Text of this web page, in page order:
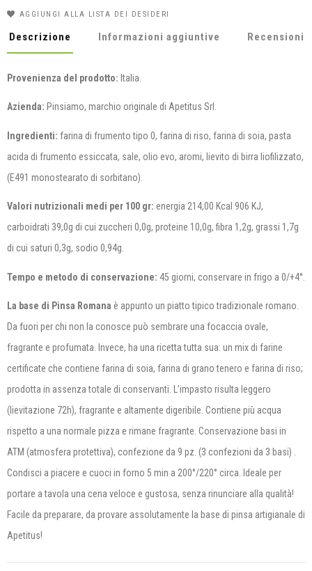
AGGIUNGI ALLA LISTA DEI DESIDERI
Descrizione Informazioni aggiuntive Recensioni
Provenienza del prodotto: Italia.
Azienda: Pinsiamo, marchio originale di Apetitus Srl.
Ingredienti: farina di frumento tipo 0, farina di riso, farina di soia, pasta
acida di frumento essiccata, sale, olio evo, aromi, lievito di birra liofilizzato,
(E491 monostearato di sorbitano).
Valori nutrizionali medi per 100 gr: energia 214,00 Kcal 906 KJ,
carboidrati 39,0g di cui zuccheri 0,0g, proteine 10,0g, fibra 1,2g, grassi 1,7g
di cui saturi 0,3g, sodio 0,94g.
Tempo e metodo di conservazione: 45 giorni, conservare in frigo a 0/+4°.
La base di Pinsa Romana è appunto un piatto tipico tradizionale romano.
Da fuori per chi non la conosce può sembrare una focaccia ovale,
fragrante e profumata. Invece, ha una ricetta tutta sua: un mix di farine
certificate che contiene farina di soia, farina di grano tenero e farina di riso;
prodotta in assenza totale di conservanti. L’impasto risulta leggero
(lievitazione 72h), fragrante e altamente digeribile. Contiene più acqua
rispetto a una normale pizza e rimane fragrante. Conservazione basi in
ATM (atmosfera protettiva), confezione da 9 pz. (3 confezioni da 3 basi) .
Condisci a piacere e cuoci in forno 5 min a 200°/220° circa. Ideale per
portare a tavola una cena veloce e gustosa, senza rinunciare alla qualità!
Facile da preparare, da provare assolutamente la base di pinsa artigianale di
Apetitus!